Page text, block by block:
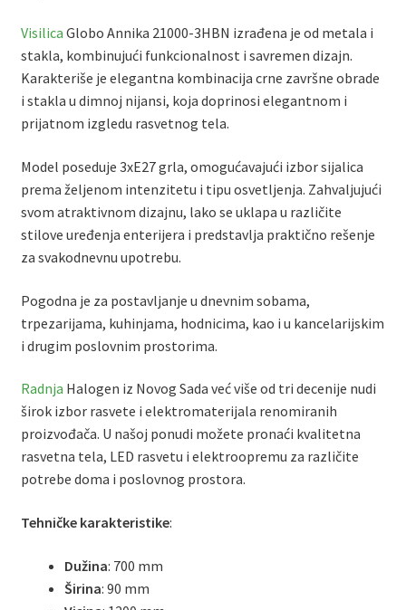
Visilica Globo Annika 21000-3HBN izrađena je od metala i
stakla, kombinujući funkcionalnost i savremen dizajn.
Karakteriše je elegantna kombinacija crne završne obrade
i stakla u dimnoj nijansi, koja doprinosi elegantnom i
prijatnom izgledu rasvetnog tela.
Model poseduje 3xE27 grla, omogućavajući izbor sijalica
prema željenom intenzitetu i tipu osvetljenja. Zahvaljujući
svom atraktivnom dizajnu, lako se uklapa u različite
stilove uređenja enterijera i predstavlja praktično rešenje
za svakodnevnu upotrebu.
Pogodna je za postavljanje u dnevnim sobama,
trpezarijama, kuhinjama, hodnicima, kao i u kancelarijskim
i drugim poslovnim prostorima.
Radnja Halogen iz Novog Sada već više od tri decenije nudi
širok izbor rasvete i elektromaterijala renomiranih
proizvođača. U našoj ponudi možete pronaći kvalitetna
rasvetna tela, LED rasvetu i elektroopremu za različite
potrebe doma i poslovnog prostora.
Tehničke karakteristike:
Dužina: 700 mm
Širina: 90 mm